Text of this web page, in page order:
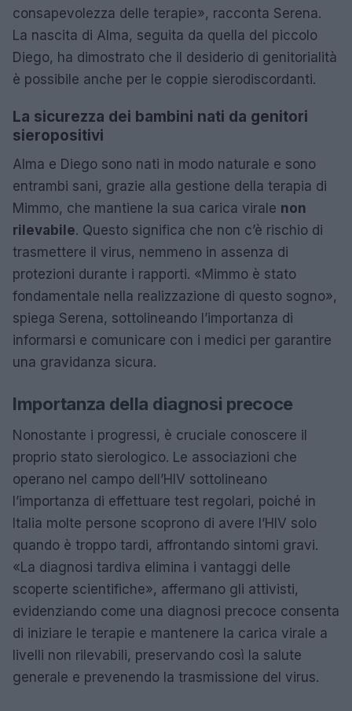
consapevolezza delle terapie», racconta Serena.
La nascita di Alma, seguita da quella del piccolo
Diego, ha dimostrato che il desiderio di genitorialità
è possibile anche per le coppie sierodiscordanti.
La sicurezza dei bambini nati da genitori
sieropositivi
Alma e Diego sono nati in modo naturale e sono
entrambi sani, grazie alla gestione della terapia di
Mimmo, che mantiene la sua carica virale non
rilevabile. Questo significa che non c’è rischio di
trasmettere il virus, nemmeno in assenza di
protezioni durante i rapporti. «Mimmo è stato
fondamentale nella realizzazione di questo sogno»,
spiega Serena, sottolineando l’importanza di
informarsi e comunicare con i medici per garantire
una gravidanza sicura.
Importanza della diagnosi precoce
Nonostante i progressi, è cruciale conoscere il
proprio stato sierologico. Le associazioni che
operano nel campo dell’HIV sottolineano
l’importanza di effettuare test regolari, poiché in
Italia molte persone scoprono di avere l’HIV solo
quando è troppo tardi, affrontando sintomi gravi.
«La diagnosi tardiva elimina i vantaggi delle
scoperte scientifiche», affermano gli attivisti,
evidenziando come una diagnosi precoce consenta
di iniziare le terapie e mantenere la carica virale a
livelli non rilevabili, preservando così la salute
generale e prevenendo la trasmissione del virus.